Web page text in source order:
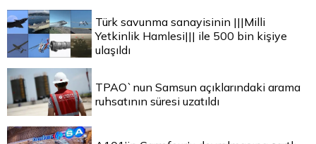
Türk savunma sanayisinin |||Milli
Yetkinlik Hamlesi||| ile 500 bin kişiye
ulaşıldı
TPAO`nun Samsun açıklarındaki arama
ruhsatının süresi uzatıldı